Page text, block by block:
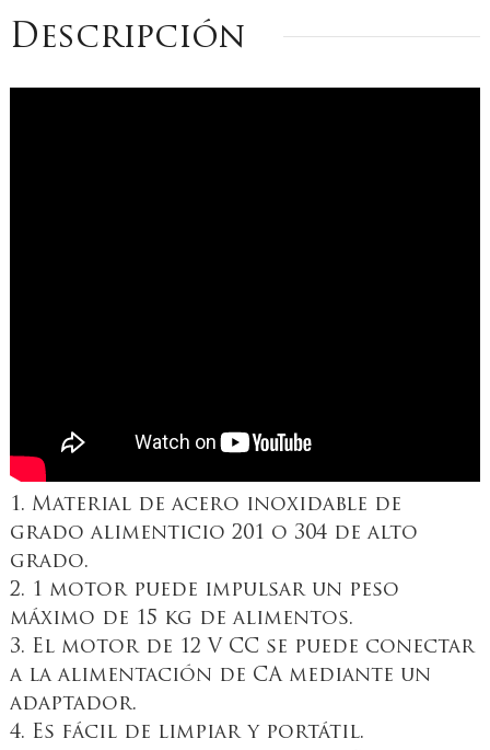
Descripción
1. Material de acero inoxidable de
grado alimenticio 201 o 304 de alto
grado.
2. 1 motor puede impulsar un peso
máximo de 15 kg de alimentos.
3. El motor de 12 V CC se puede conectar
a la alimentación de CA mediante un
adaptador.
4. Es fácil de limpiar y portátil.